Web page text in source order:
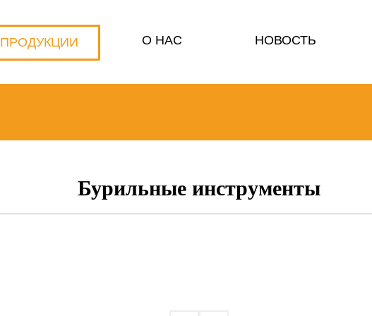
ПРОДУКЦИИ О НАС НОВОСТЬ
Бурильные инструменты